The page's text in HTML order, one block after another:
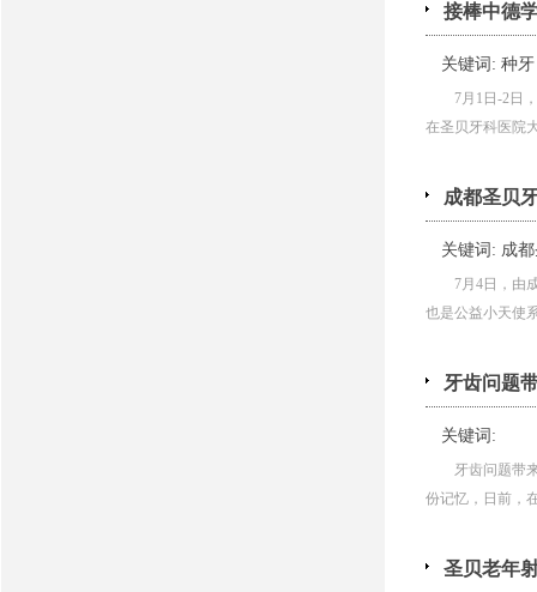
接棒中德
关键词: 种牙
7月1日-2日
在圣贝牙科医院
成都圣贝
关键词: 成
7月4日，由
也是公益小天使
牙齿问题
关键词:
牙齿问题带
份记忆，日前，
圣贝老年